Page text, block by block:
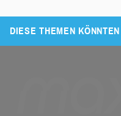
DIESE THEMEN